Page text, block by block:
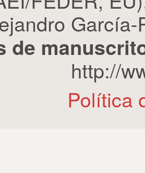
de
http://
Política